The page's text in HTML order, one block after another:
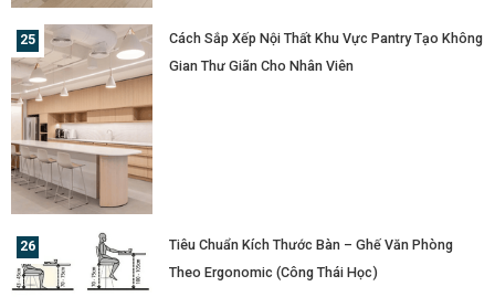
Cách Sắp Xếp Nội Thất Khu Vực Pantry Tạo Không
Gian Thư Giãn Cho Nhân Viên
Tiêu Chuẩn Kích Thước Bàn – Ghế Văn Phòng
Theo Ergonomic (Công Thái Học)